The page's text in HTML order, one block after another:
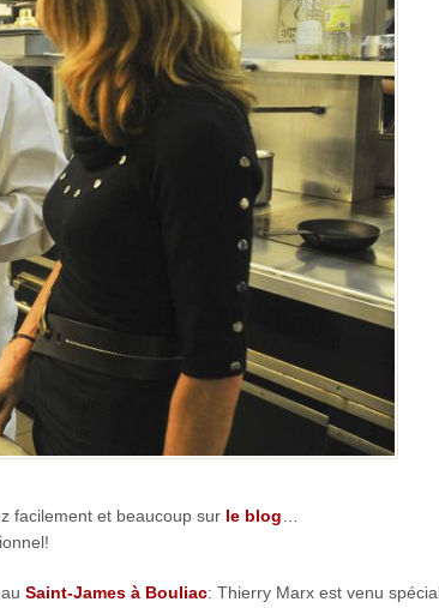
facilement et beaucoup sur le blog…
Saint-James à Bouliac: Thierry Marx est venu